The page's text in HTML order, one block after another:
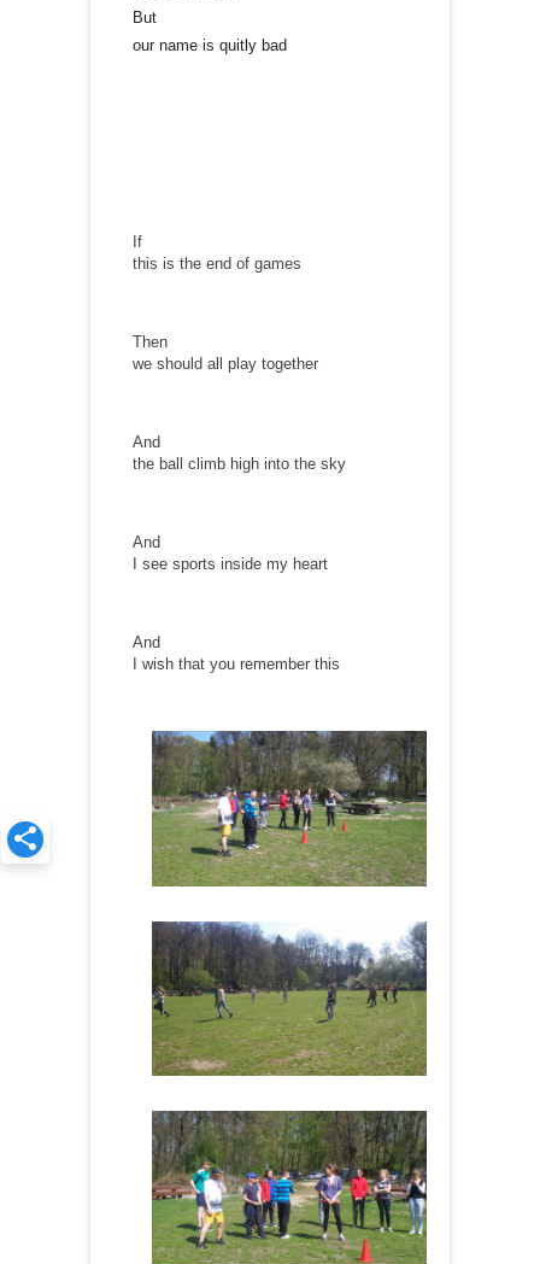
But
our name is quitly bad
If
this is the end of games
Then
we should all play together
And
the ball climb high into the sky
And
I see sports inside my heart
And
I wish that you remember this